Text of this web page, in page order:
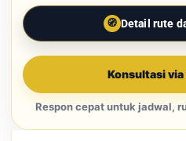
Detail rute
Konsultasi
Respon cepat untuk jadwal,